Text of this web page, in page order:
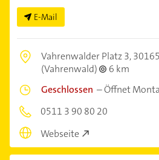
E-Mail
Vahrenwalder Platz 3,
(Vahrenwald)
6 km
Geschlossen –Öffnet
0511 3 90 80 20
Webseite